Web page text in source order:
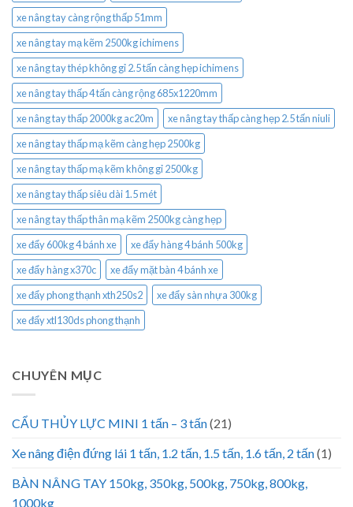
xe nâng tay càng rộng thấp 51mm
xe nâng tay mạ kẽm 2500kg ichimens
xe nâng tay thép không gỉ 2.5 tấn càng hẹp ichimens
xe nâng tay thấp 4 tấn càng rộng 685x1220mm
xe nâng tay thấp 2000kg ac20m
xe nâng tay thấp càng hẹp 2.5 tấn niuli
xe nâng tay thấp mạ kẽm càng hẹp 2500kg
xe nâng tay thấp mạ kẽm không gỉ 2500kg
xe nâng tay thấp siêu dài 1.5 mét
xe nâng tay thấp thân mạ kẽm 2500kg càng hẹp
xe đẩy 600kg 4 bánh xe
xe đẩy hàng 4 bánh 500kg
xe đẩy hàng x370c
xe đẩy mặt bàn 4 bánh xe
xe đẩy phong thạnh xth250s2
xe đẩy sàn nhựa 300kg
xe đẩy xtl130ds phong thạnh
CHUYÊN MỤC
CẨU THỦY LỰC MINI 1 tấn – 3 tấn(21)
Xe nâng điện đứng lái 1 tấn, 1.2 tấn, 1.5 tấn, 1.6 tấn, 2 tấn(1)
BÀN NÂNG TAY 150kg, 350kg, 500kg, 750kg, 800kg,
1000kg